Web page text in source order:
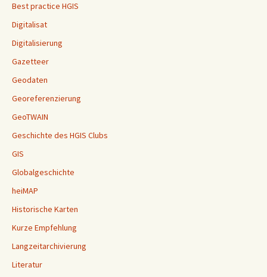
Best practice HGIS
Digitalisat
Digitalisierung
Gazetteer
Geodaten
Georeferenzierung
GeoTWAIN
Geschichte des HGIS Clubs
GIS
Globalgeschichte
heiMAP
Historische Karten
Kurze Empfehlung
Langzeitarchivierung
Literatur